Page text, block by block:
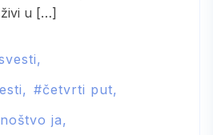
u […]
četvrti put
ja